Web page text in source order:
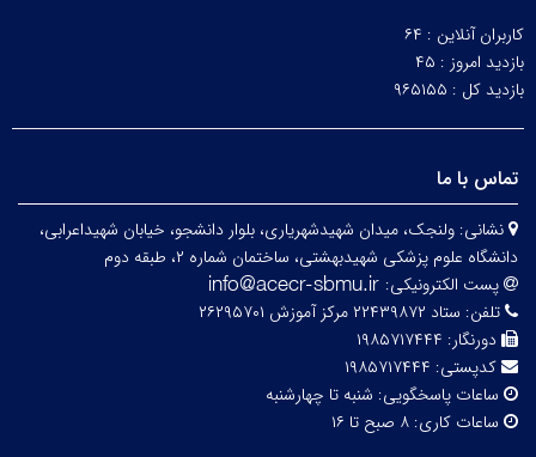
کاربران آنلاین : ۶۴
بازدید امروز : ۴۵
بازدید کل : ۹۶۵۱۵۵
تماس با ما
نشانی: ولنجک، میدان شهیدشهریاری، بلوار دانشجو، خیابان شهیداعرابی،
دانشگاه علوم پزشکی شهیدبهشتی، ساختمان شماره ۲، طبقه دوم
پست الکترونیکی:
تلفن: ستاد ۲۲۴۳۹۸۷۲ مرکز آموزش ۲۶۲۹۵۷۰۱
دورنگار: ۱۹۸۵۷۱۷۴۴۴
کدپستی: ۱۹۸۵۷۱۷۴۴۴
ساعات پاسخگویی: شنبه تا چهارشنبه
ساعات کاری: ۸ صبح تا ۱۶